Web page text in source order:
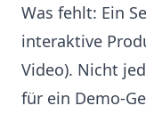
Was fehlt: Ein
interaktive
Video). Nicht
für ein Demo-